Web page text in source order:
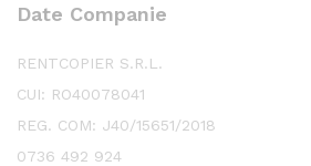
Date Companie
RENTCOPIER S.R.L.
CUI: RO40078041
REG. COM: J40/15651/2018
0736 492 924